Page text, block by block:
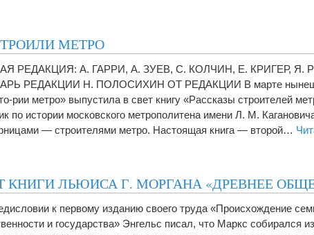
МЕТРО
РЕДАКЦИЯ: А. ГАРРИ, А. ЗУЕВ, С. КОЛЧИН, Е. КРИГЕР, Я.
РЕДАКЦИИ Н. ПОЛОСИХИН ОТ РЕДАКЦИИ В марте
рии метро» выпустила в свет книгу «Рассказы строителей
по истории московского метрополитена имени Л. М.
— строителями метро. Настоящая книга — второй…
КНИГИ ЛЬЮИСА Г. МОРГАНА «ДРЕВНЕЕ
к первому изданию своего труда «Происхождение
и государства» Энгельс писал, что Маркс собирался